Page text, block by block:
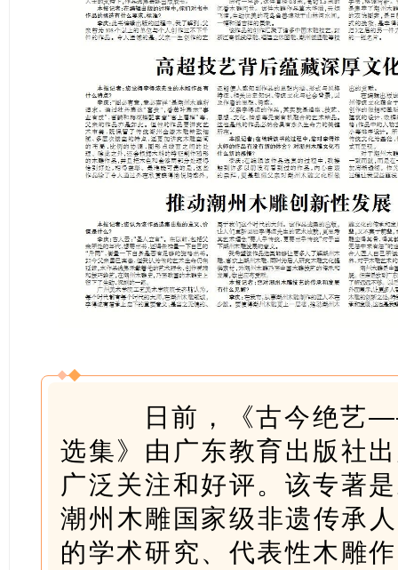
日前，《古今绝艺
选集》由广东教育出版社
广泛关注和好评。该专著
潮州木雕国家级非遗传承
的学术研究、代表性木雕